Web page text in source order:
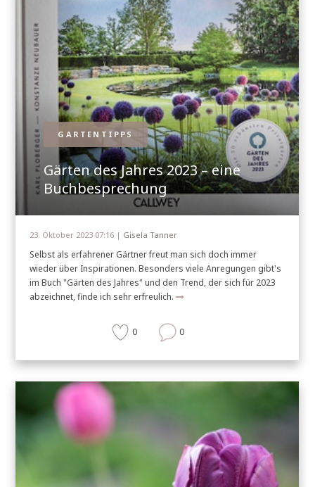
GARTENTIPPS
Gärten des Jahres 2023 – eine
Buchbesprechung
23. Oktober 2023 07:16 | Gisela Tanner
Selbst als erfahrener Gärtner freut man sich doch immer
wieder über Inspirationen. Besonders viele Anregungen gibt's
im Buch "Gärten des Jahres" und den Trend, der sich für 2023
abzeichnet, finde ich sehr erfreulich.
0 0